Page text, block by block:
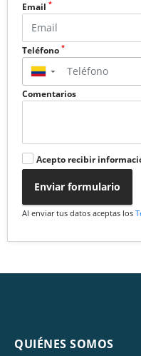
Email *
Teléfono *
▼
Comentarios
Acepto recibir
Enviar formulario
Al enviar tus datos aceptas los
QUIÉNES SOMOS